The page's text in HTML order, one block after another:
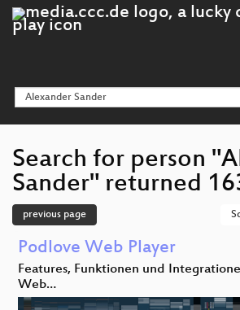
Search for person
Sander" returned
previous page
Podlove Web Player
Features, Funktionen und
Web…